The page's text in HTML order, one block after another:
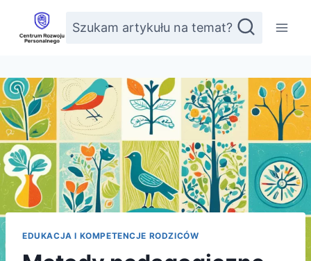
Przejdź
treści
Szukam artykułu na temat?
EDUKACJA I KOMPETENCJE RODZICÓW